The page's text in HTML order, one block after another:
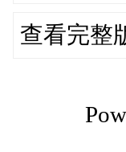
查看完整